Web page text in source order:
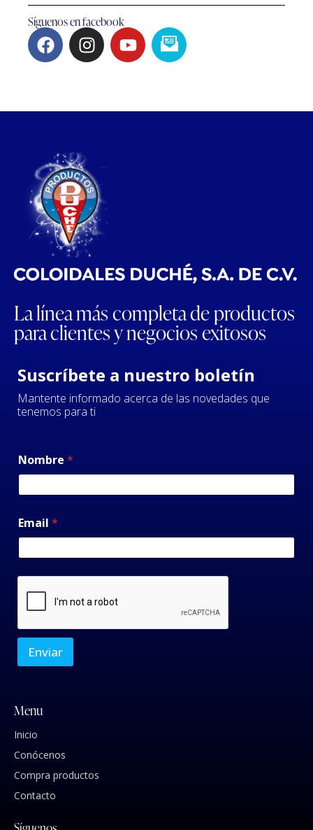
Síguenos en facebook
La línea más completa de productos
para clientes y negocios exitosos
Suscríbete a nuestro boletín
Mantente informado acerca de las novedades que
tenemos para ti
Nombre *
Email *
Enviar
Menu
Inicio
Conócenos
Compra productos
Contacto